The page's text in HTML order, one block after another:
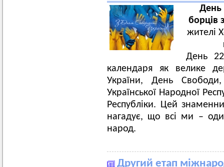
День
борців
жителі
День
календаря як велике
України, День
Української Народної
Республіки. Цей
нагадує, що всі ми –
народ.
Другий етап